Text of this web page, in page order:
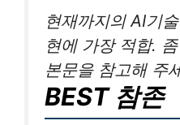
현재까지의 AI기
현에 가장 적합.
본문을 참고해 주
BEST 참존